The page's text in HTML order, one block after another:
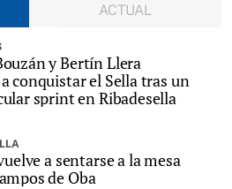
ACTUAL
y Bertín Llera
conquistar el Sella tras un
sprint en Ribadesella
a sentarse a la mesa
de Oba